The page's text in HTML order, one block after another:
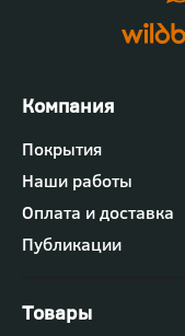
Футер
-
меню
"Компания"
Покрытия
Наши работы
Оплата и доставка
Публикации